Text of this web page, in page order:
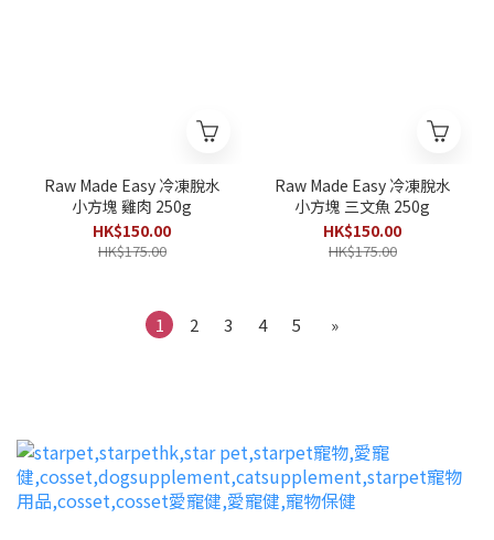
Raw Made Easy 冷凍脫水
小方塊 雞肉 250g
HK$150.00
HK$175.00
Raw Made Easy 冷凍脫水
小方塊 三文魚 250g
HK$150.00
HK$175.00
1 2 3 4 5 »